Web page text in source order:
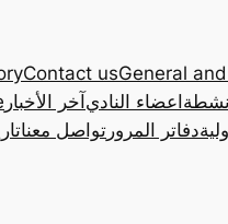
Contact usGeneral
آخر الأخبار اعضاء النادي
تواصل معنا دفاتر المرور